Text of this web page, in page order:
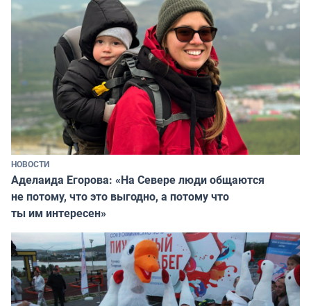
НОВОСТИ
Аделаида Егорова: «На Севере люди общаются
не потому, что это выгодно, а потому что
ты им интересен»